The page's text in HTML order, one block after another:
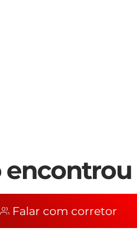
encontrou
Falar com corretor